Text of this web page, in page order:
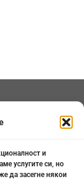
и
услугите си, но
да засегне някои